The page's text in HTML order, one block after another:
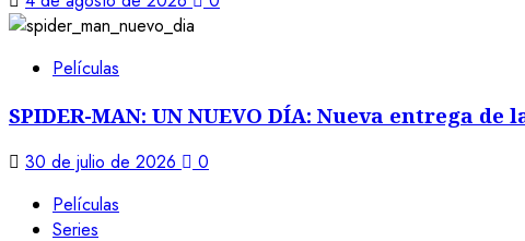
Películas
SPIDER-MAN: UN NUEVO DÍA: Nueva entrega
30 de julio de 2026
0
Películas
Series